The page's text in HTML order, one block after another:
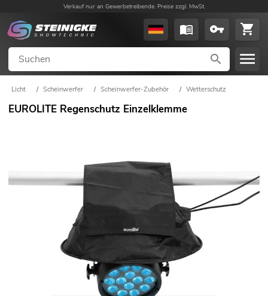
Verkauf nur an Gewerbetreibende. Preise zzgl. MwSt.
Licht / Scheinwerfer / Scheinwerfer-Zubehör / Wetterschutz
EUROLITE Regenschutz Einzelklemme